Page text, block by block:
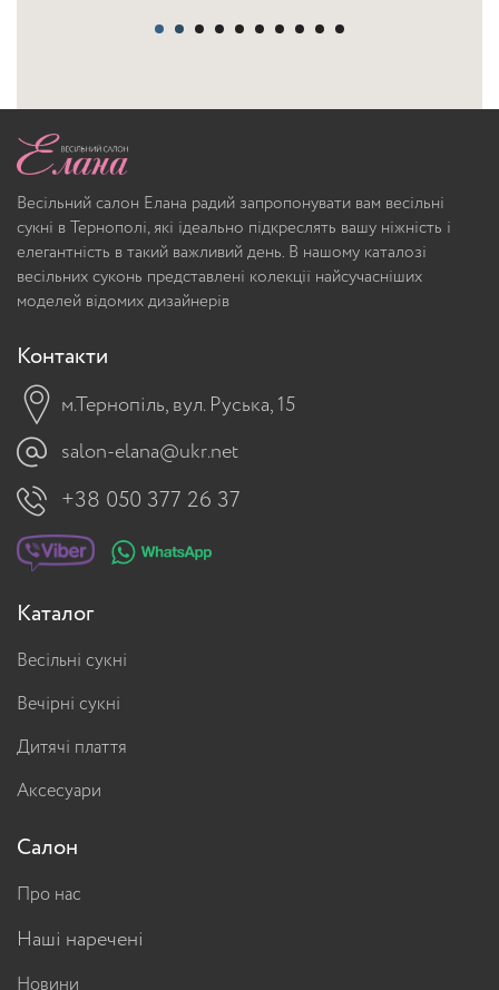
Весільний салон Елана радий запропонувати вам весільні
сукні в Тернополі, які ідеально підкреслять вашу ніжність і
елегантність в такий важливий день. В нашому каталозі
весільних суконь представлені колекції найсучасніших
моделей відомих дизайнерів
Контакти
м.Тернопіль, вул. Руська, 15
salon-elana@ukr.net
+38 050 377 26 37
Каталог
Весільні сукні
Вечірні сукні
Дитячі плаття
Аксесуари
Салон
Про нас
Наші наречені
Новини